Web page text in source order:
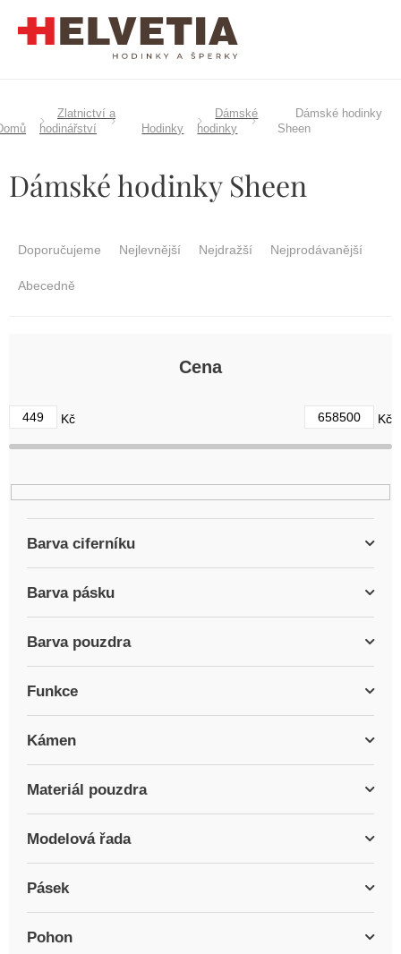
Zlatnictví a
hodinářství
Hodinky
Dámské
hodinky
Dámské hodinky
Sheen
Dámské hodinky Sheen
d
u
k
ů
Doporučujeme Nejlevnější Nejdražší Nejprodávanější
Abecedně
Cena
449 Kč 658500 Kč
Barva ciferníku
Barva pásku
Barva pouzdra
Funkce
Kámen
Materiál pouzdra
Modelová řada
Pásek
Pohon